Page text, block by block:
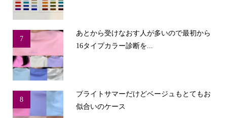
7
あとから受けなおす人が多いので最初から
16タイプカラー診断を...
8
ブライトサマーだけどベージュもとてもお
似合いのケース